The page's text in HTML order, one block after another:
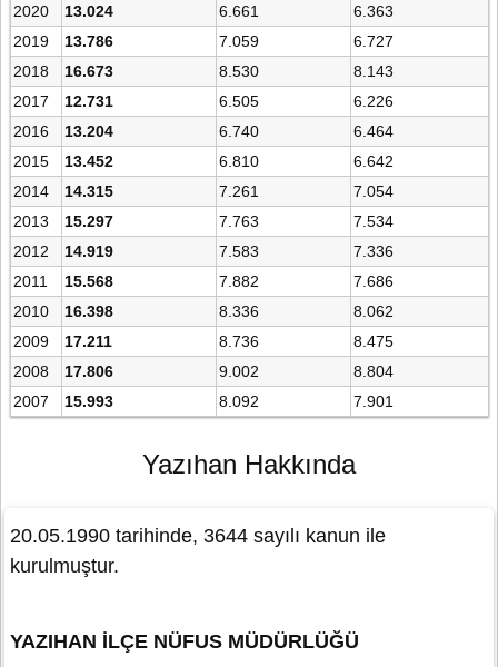
2020 13.024 6.661
6.363
2019
13.786 7.059
6.727
2018
16.673 8.530
8.143
2017
12.731 6.505
6.226
2016
13.204 6.740
6.464
2015
13.452 6.810
6.642
2014
14.315 7.261
7.054
2013
15.297 7.763
7.534
2012
14.919 7.583
7.336
2011
15.568 7.882
7.686
2010
16.398 8.336
8.062
2009
17.211 8.736
8.475
2008
17.806 9.002
8.804
2007
15.993 8.092 7.901
Yazıhan Hakkında
20.05.1990 tarihinde, 3644 sayılı kanun ile
kurulmuştur.
YAZIHAN İLÇE NÜFUS MÜDÜRLÜĞÜ